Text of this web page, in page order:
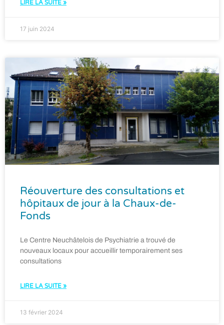
LIRE LA SUITE »
17 juin 2024
Réouverture des consultations et
hôpitaux de jour à la Chaux-de-
Fonds
Le Centre Neuchâtelois de Psychiatrie a trouvé de
nouveaux locaux pour accueillir temporairement ses
consultations
LIRE LA SUITE »
13 février 2024